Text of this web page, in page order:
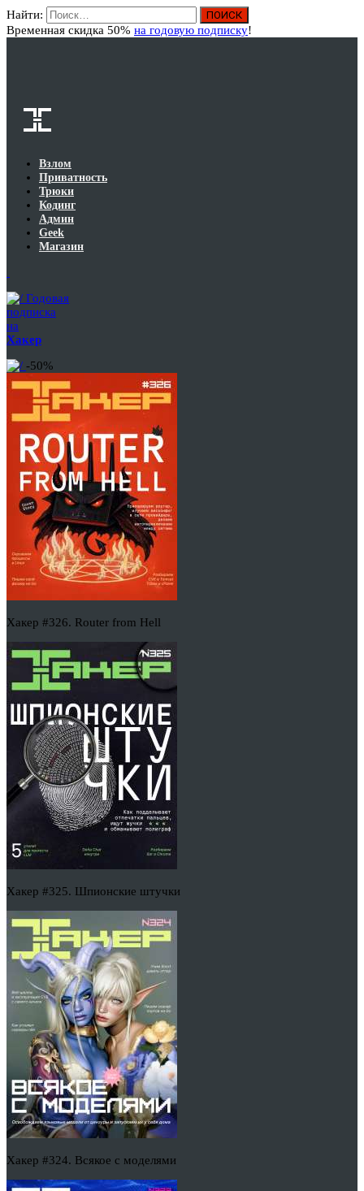
Найти:
Временная скидка 50% на годовую подписку!
Взлом
Приватность
Трюки
Кодинг
Админ
Geek
Магазин
Годовая
подписка
на
Хакер
-50%
Хакер #326. Router from Hell
Хакер #325. Шпионские штучки
Хакер #324. Всякое с моделями